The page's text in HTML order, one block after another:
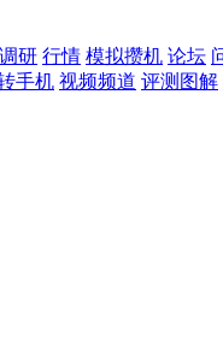
调研 行情 模拟攒机 论坛
手机 视频频道 评测图解